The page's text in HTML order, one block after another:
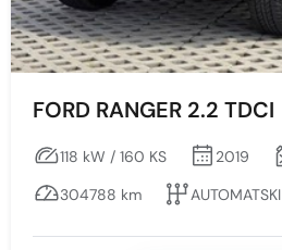
FORD RANGER 2.2 TDCI
118 kW / 160 KS 2019
304788 km
AUTOMATSKI